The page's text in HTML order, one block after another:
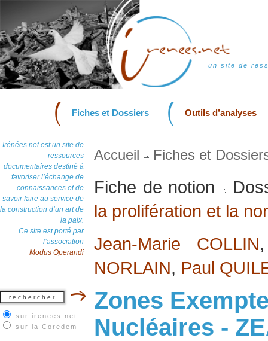
un site de
Fiches et Dossiers Outils d’analyses
Irénées.net est un site de
ressources
documentaires destiné à
favoriser l’échange de
connaissances et de
savoir faire au service de
la construction d’un art de
la paix.
Ce site est porté par
l’association
Modus Operandi
sur irenees.net
sur la Coredem
Accueil Fiches et
Fiche de notion
la prolifération et la
Jean-Marie COLLIN
NORLAIN, Paul
Zones
Nucléaires -